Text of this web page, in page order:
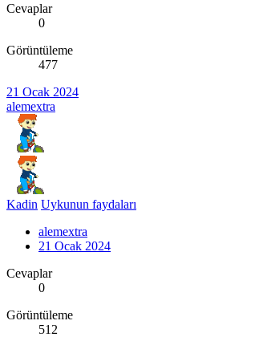
Cevaplar
0
Görüntüleme
477
21 Ocak 2024
alemextra
Kadin Uykunun faydaları
alemextra
21 Ocak 2024
Cevaplar
0
Görüntüleme
512